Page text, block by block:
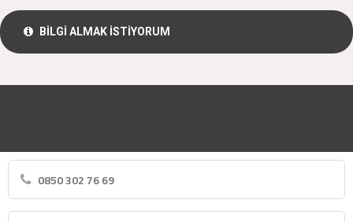
BİLGİ ALMAK İSTİYORUM
0850 302 76 69